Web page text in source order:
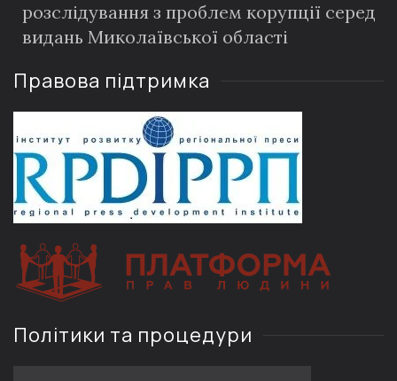
розслідування з проблем корупції серед
видань Миколаївської області
Правова підтримка
Політики та процедури